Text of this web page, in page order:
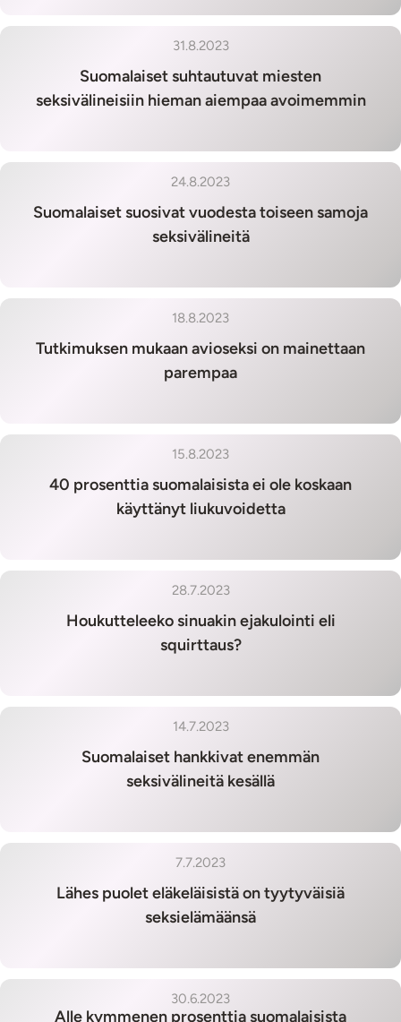
Suomalaiset suhtautuvat miesten
seksivälineisiin hieman aiempaa avoimemmin
31.8.2023
Suomalaiset suosivat vuodesta toiseen samoja
seksivälineitä
24.8.2023
Tutkimuksen mukaan avioseksi on mainettaan
parempaa
18.8.2023
40 prosenttia suomalaisista ei ole koskaan
käyttänyt liukuvoidetta
15.8.2023
Houkutteleeko sinuakin ejakulointi eli
squirttaus?
28.7.2023
Suomalaiset hankkivat enemmän
seksivälineitä kesällä
14.7.2023
Lähes puolet eläkeläisistä on tyytyväisiä
seksielämäänsä
7.7.2023
Alle kymmenen prosenttia suomalaisista
30.6.2023